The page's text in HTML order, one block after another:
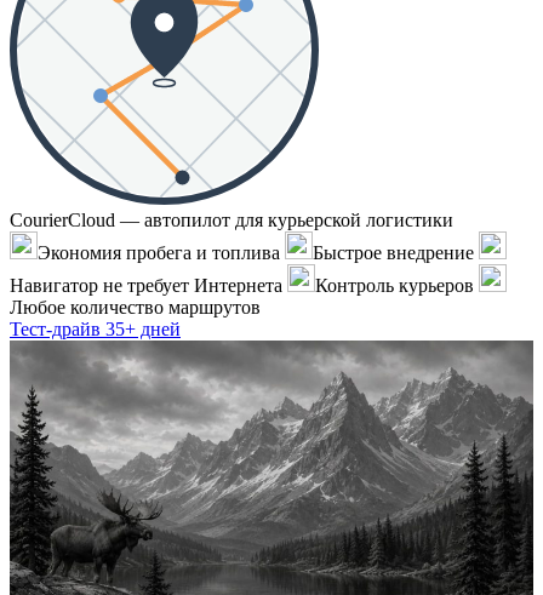
CourierCloud — автопилот для курьерской логистики
Экономия пробега и топлива
Быстрое внедрение
Навигатор не требует Интернета
Контроль курьеров
Любое количество маршрутов
Тест-драйв 35+ дней